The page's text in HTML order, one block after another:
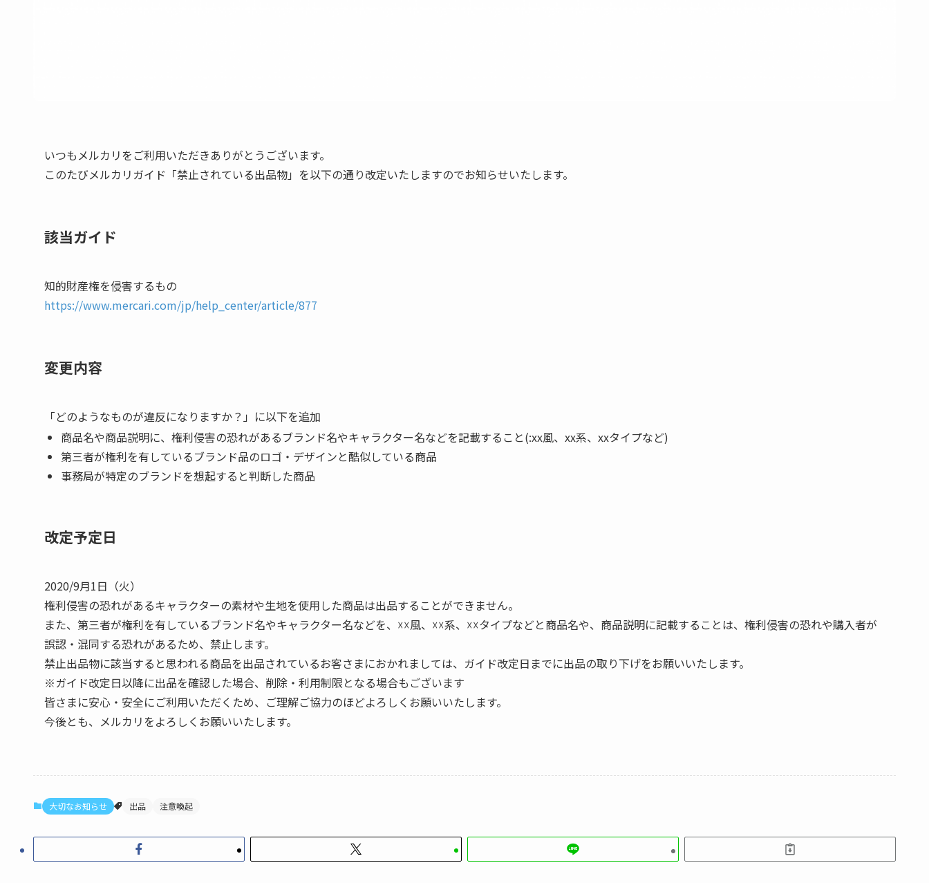
いつもメルカリをご利用いただきありがとうございます。
このたびメルカリガイド「禁止されている出品物」を以下の通り改定いたしますのでお知らせいたします。
該当ガイド
知的財産権を侵害するもの
https://www.mercari.com/jp/help_center/article/877
変更内容
「どのようなものが違反になりますか？」に以下を追加
商品名や商品説明に、権利侵害の恐れがあるブランド名やキャラクター名などを記載すること(:xx風、xx系、xxタイプなど)
第三者が権利を有しているブランド品のロゴ・デザインと酷似している商品
事務局が特定のブランドを想起すると判断した商品
改定予定日
2020/9月1日（火）
権利侵害の恐れがあるキャラクターの素材や生地を使用した商品は出品することができません。
また、第三者が権利を有しているブランド名やキャラクター名などを、☓☓風、☓☓系、☓☓タイプなどと商品名や、商品説明に記載することは、権利侵害の恐れや購入者が
誤認・混同する恐れがあるため、禁止します。
禁止出品物に該当すると思われる商品を出品されているお客さまにおかれましては、ガイド改定日までに出品の取り下げをお願いいたします。
※ガイド改定日以降に出品を確認した場合、削除・利用制限となる場合もございます
皆さまに安心・安全にご利用いただくため、ご理解ご協力のほどよろしくお願いいたします。
今後とも、メルカリをよろしくお願いいたします。
大切なお知らせ 出品 注意喚起